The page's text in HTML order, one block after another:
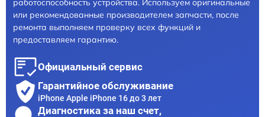
работоспособность устройства. Используем оригинальные
или рекомендованные производителем запчасти, после
ремонта выполняем проверку всех функций и
предоставляем гарантию.
Официальный сервис
Гарантийное обслуживание
iPhone Apple iPhone 16 до 3 лет
Диагностика за наш счет,